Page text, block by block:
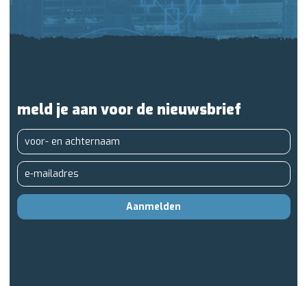
meld je aan voor de nieuwsbrief
Aanmelden